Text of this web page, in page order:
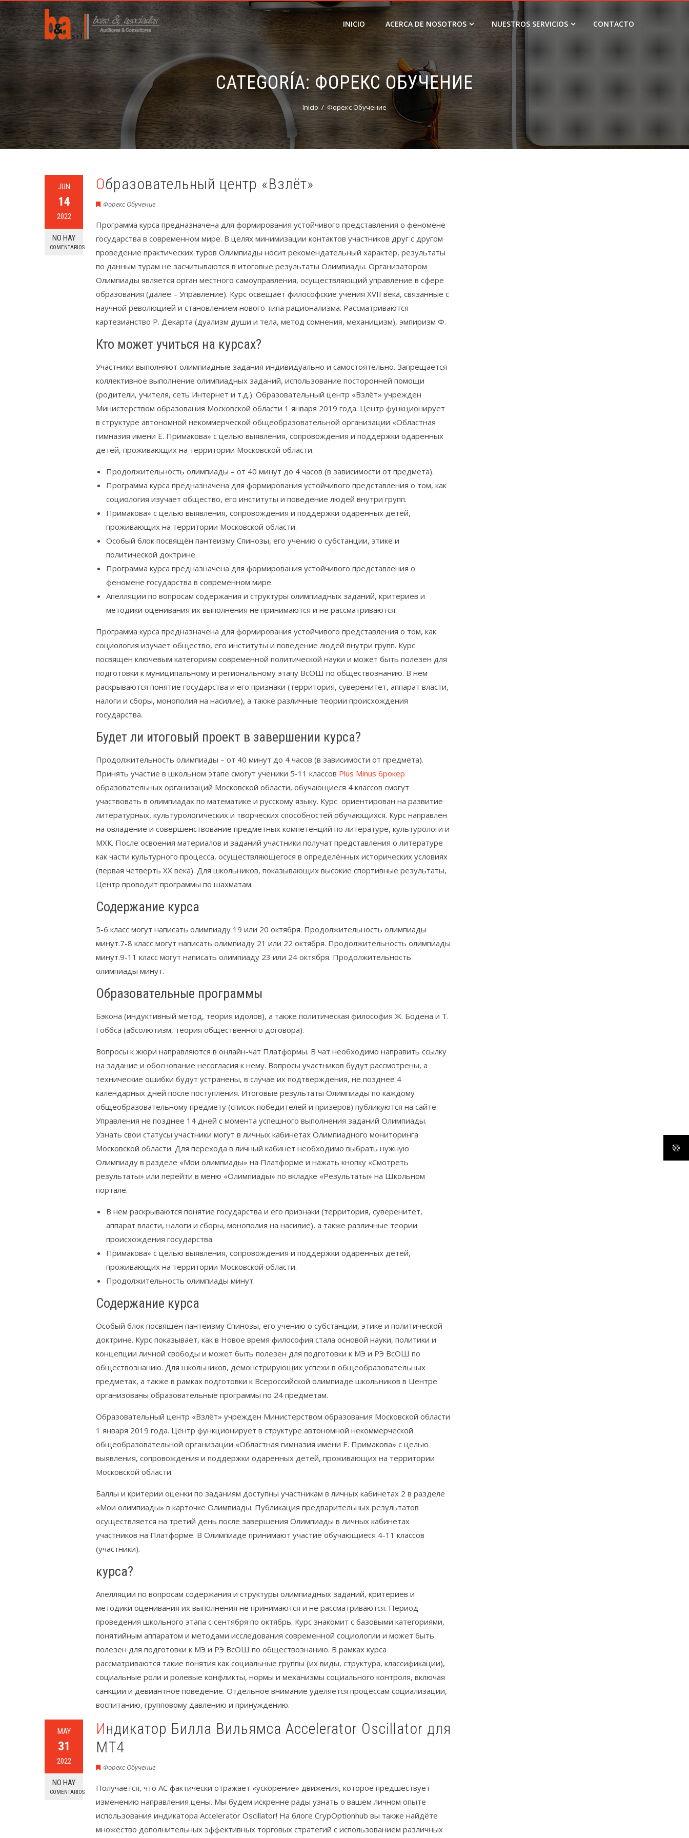
INICIO ACERCA DE NOSOTROS NUESTROS SERVICIOS CONTACTO
CATEGORÍA:ФОРЕКС ОБУЧЕНИЕ
Inicio Форекс Обучение
JUN
14
2022
NO HAY
COMENTARIOS
Образовательный центр «Взлёт»
Форекс Обучение
Программа курса предназначена для формирования устойчивого представления о феномене
государства в современном мире. В целях минимизации контактов участников друг с другом
проведение практических туров Олимпиады носит рекомендательный характер, результаты
по данным турам не засчитываются в итоговые результаты Олимпиады. Организатором
Олимпиады является орган местного самоуправления, осуществляющий управление в сфере
образования (далее – Управление). Курс освещает философские учения XVII века, связанные с
научной революцией и становлением нового типа рационализма. Рассматриваются
картезианство Р. Декарта (дуализм души и тела, метод сомнения, механицизм), эмпиризм Ф.
Кто может учиться на курсах?
Участники выполняют олимпиадные задания индивидуально и самостоятельно. Запрещается
коллективное выполнение олимпиадных заданий, использование посторонней помощи
(родители, учителя, сеть Интернет и т.д.). Образовательный центр «Взлёт» учрежден
Министерством образования Московской области 1 января 2019 года. Центр функционирует
в структуре автономной некоммерческой общеобразовательной организации «Областная
гимназия имени Е. Примакова» с целью выявления, сопровождения и поддержки одаренных
детей, проживающих на территории Московской области.
Продолжительность олимпиады – от 40 минут до 4 часов (в зависимости от предмета).
Программа курса предназначена для формирования устойчивого представления о том, как
социология изучает общество, его институты и поведение людей внутри групп.
Примакова» с целью выявления, сопровождения и поддержки одаренных детей,
проживающих на территории Московской области.
Особый блок посвящён пантеизму Спинозы, его учению о субстанции, этике и
политической доктрине.
Программа курса предназначена для формирования устойчивого представления о
феномене государства в современном мире.
Апелляции по вопросам содержания и структуры олимпиадных заданий, критериев и
методики оценивания их выполнения не принимаются и не рассматриваются.
Программа курса предназначена для формирования устойчивого представления о том, как
социология изучает общество, его институты и поведение людей внутри групп. Курс
посвящен ключевым категориям современной политической науки и может быть полезен для
подготовки к муниципальному и региональному этапу ВсОШ по обществознанию. В нем
раскрываются понятие государства и его признаки (территория, суверенитет, аппарат власти,
налоги и сборы, монополия на насилие), а также различные теории происхождения
государства.
Будет ли итоговый проект в завершении курса?
Продолжительность олимпиады – от 40 минут до 4 часов (в зависимости от предмета).
Принять участие в школьном этапе смогут ученики 5-11 классов Plus Minus брокер
образовательных организаций Московской области, обучающиеся 4 классов смогут
участвовать в олимпиадах по математике и русскому языку. Курс ориентирован на развитие
литературных, культурологических и творческих способностей обучающихся. Курс направлен
на овладение и совершенствование предметных компетенций по литературе, культурологи и
МХК. После освоения материалов и заданий участники получат представления о литературе
как части культурного процесса, осуществляющегося в определённых исторических условиях
(первая четверть XX века). Для школьников, показывающих высокие спортивные результаты,
Центр проводит программы по шахматам.
Содержание курса
5-6 класс могут написать олимпиаду 19 или 20 октября. Продолжительность олимпиады
минут.7-8 класс могут написать олимпиаду 21 или 22 октября. Продолжительность олимпиады
минут.9-11 класс могут написать олимпиаду 23 или 24 октября. Продолжительность
олимпиады минут.
Образовательные программы
Бэкона (индуктивный метод, теория идолов), а также политическая философия Ж. Бодена и Т.
Гоббса (абсолютизм, теория общественного договора).
Вопросы к жюри направляются в онлайн-чат Платформы. В чат необходимо направить ссылку
на задание и обоснование несогласия к нему. Вопросы участников будут рассмотрены, а
технические ошибки будут устранены, в случае их подтверждения, не позднее 4
календарных дней после поступления. Итоговые результаты Олимпиады по каждому
общеобразовательному предмету (список победителей и призеров) публикуются на сайте
Управления не позднее 14 дней с момента успешного выполнения заданий Олимпиады.
Узнать свои статусы участники могут в личных кабинетах Олимпиадного мониторинга
Московской области. Для перехода в личный кабинет необходимо выбрать нужную
Олимпиаду в разделе «Мои олимпиады» на Платформе и нажать кнопку «Смотреть
результаты» или перейти в меню «Олимпиады» по вкладке «Результаты» на Школьном
портале.
В нем раскрываются понятие государства и его признаки (территория, суверенитет,
аппарат власти, налоги и сборы, монополия на насилие), а также различные теории
происхождения государства.
Примакова» с целью выявления, сопровождения и поддержки одаренных детей,
проживающих на территории Московской области.
Продолжительность олимпиады минут.
Содержание курса
Особый блок посвящён пантеизму Спинозы, его учению о субстанции, этике и политической
доктрине. Курс показывает, как в Новое время философия стала основой науки, политики и
концепции личной свободы и может быть полезен для подготовки к МЭ и РЭ ВсОШ по
обществознанию. Для школьников, демонстрирующих успехи в общеобразовательных
предметах, а также в рамках подготовки к Всероссийской олимпиаде школьников в Центре
организованы образовательные программы по 24 предметам.
Образовательный центр «Взлёт» учрежден Министерством образования Московской области
1 января 2019 года. Центр функционирует в структуре автономной некоммерческой
общеобразовательной организации «Областная гимназия имени Е. Примакова» с целью
выявления, сопровождения и поддержки одаренных детей, проживающих на территории
Московской области.
Баллы и критерии оценки по заданиям доступны участникам в личных кабинетах 2 в разделе
«Мои олимпиады» в карточке Олимпиады. Публикация предварительных результатов
осуществляется на третий день после завершения Олимпиады в личных кабинетах
участников на Платформе. В Олимпиаде принимают участие обучающиеся 4-11 классов
(участники).
курса?
Апелляции по вопросам содержания и структуры олимпиадных заданий, критериев и
методики оценивания их выполнения не принимаются и не рассматриваются. Период
проведения школьного этапа с сентября по октябрь. Курс знакомит с базовыми категориями,
понятийным аппаратом и методами исследования современной социологии и может быть
полезен для подготовки к МЭ и РЭ ВсОШ по обществознанию. В рамках курса
рассматриваются такие понятия как социальные группы (их виды, структура, классификации),
социальные роли и ролевые конфликты, нормы и механизмы социального контроля, включая
санкции и девиантное поведение. Отдельное внимание уделяется процессам социализации,
воспитанию, групповому давлению и принуждению.
MAY
31
2022
NO HAY
COMENTARIOS
Индикатор Билла Вильямса Accelerator Oscillator для
МТ4
Форекс Обучение
Получается, что AC фактически отражает «ускорение» движения, которое предшествует
изменению направления цены. Мы будем искренне рады узнать о вашем личном опыте
использования индикатора Accelerator Oscillator! На блоге CrypOptionhub вы также найдёте
множество дополнительных эффективных торговых стратегий с использованием различных